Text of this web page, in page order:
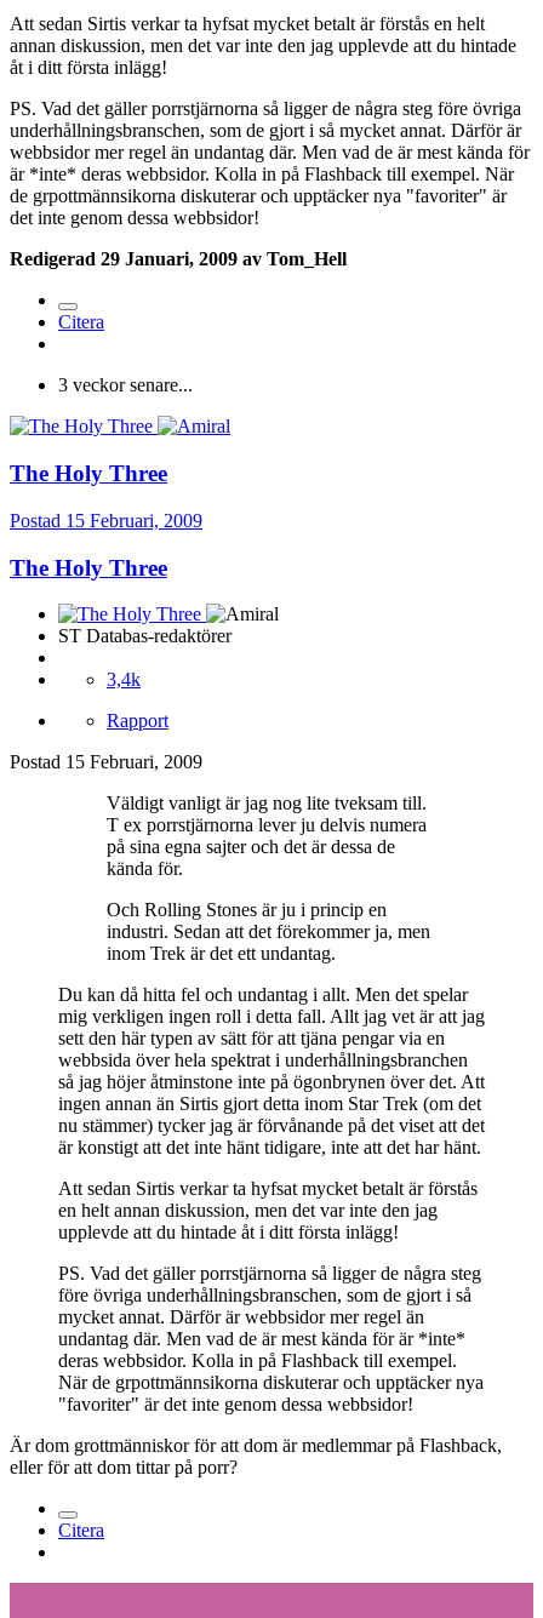
Att sedan Sirtis verkar ta hyfsat mycket betalt är förstås en helt
annan diskussion, men det var inte den jag upplevde att du hintade
åt i ditt första inlägg!
PS. Vad det gäller porrstjärnorna så ligger de några steg före övriga
underhållningsbranschen, som de gjort i så mycket annat. Därför är
webbsidor mer regel än undantag där. Men vad de är mest kända för
är *inte* deras webbsidor. Kolla in på Flashback till exempel. När
de grpottmännsikorna diskuterar och upptäcker nya "favoriter" är
det inte genom dessa webbsidor!
Redigerad 29 Januari, 2009 av Tom_Hell
Citera
3 veckor senare...
The Holy Three
Postad 15 Februari, 2009
The Holy Three
ST Databas-redaktörer
3,4k
Rapport
Postad 15 Februari, 2009
Väldigt vanligt är jag nog lite tveksam till.
T ex porrstjärnorna lever ju delvis numera
på sina egna sajter och det är dessa de
kända för.
Och Rolling Stones är ju i princip en
industri. Sedan att det förekommer ja, men
inom Trek är det ett undantag.
Du kan då hitta fel och undantag i allt. Men det spelar
mig verkligen ingen roll i detta fall. Allt jag vet är att jag
sett den här typen av sätt för att tjäna pengar via en
webbsida över hela spektrat i underhållningsbranchen
så jag höjer åtminstone inte på ögonbrynen över det. Att
ingen annan än Sirtis gjort detta inom Star Trek (om det
nu stämmer) tycker jag är förvånande på det viset att det
är konstigt att det inte hänt tidigare, inte att det har hänt.
Att sedan Sirtis verkar ta hyfsat mycket betalt är förstås
en helt annan diskussion, men det var inte den jag
upplevde att du hintade åt i ditt första inlägg!
PS. Vad det gäller porrstjärnorna så ligger de några steg
före övriga underhållningsbranschen, som de gjort i så
mycket annat. Därför är webbsidor mer regel än
undantag där. Men vad de är mest kända för är *inte*
deras webbsidor. Kolla in på Flashback till exempel.
När de grpottmännsikorna diskuterar och upptäcker nya
"favoriter" är det inte genom dessa webbsidor!
Är dom grottmänniskor för att dom är medlemmar på Flashback,
eller för att dom tittar på porr?
Citera